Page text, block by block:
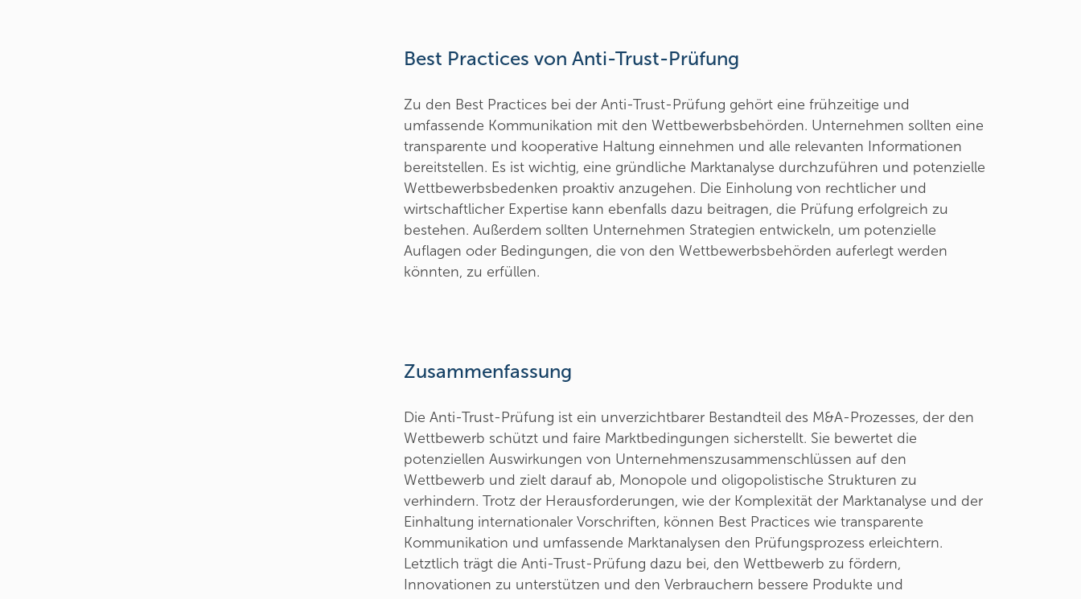
Best Practices von Anti-Trust-Prüfung
Zu den Best Practices bei der Anti-Trust-Prüfung gehört eine frühzeitige und
umfassende Kommunikation mit den Wettbewerbsbehörden. Unternehmen sollten eine
transparente und kooperative Haltung einnehmen und alle relevanten Informationen
bereitstellen. Es ist wichtig, eine gründliche Marktanalyse durchzuführen und potenzielle
Wettbewerbsbedenken proaktiv anzugehen. Die Einholung von rechtlicher und
wirtschaftlicher Expertise kann ebenfalls dazu beitragen, die Prüfung erfolgreich zu
bestehen. Außerdem sollten Unternehmen Strategien entwickeln, um potenzielle
Auflagen oder Bedingungen, die von den Wettbewerbsbehörden auferlegt werden
könnten, zu erfüllen.
Zusammenfassung
Die Anti-Trust-Prüfung ist ein unverzichtbarer Bestandteil des M&A-Prozesses, der den
Wettbewerb schützt und faire Marktbedingungen sicherstellt. Sie bewertet die
potenziellen Auswirkungen von Unternehmenszusammenschlüssen auf den
Wettbewerb und zielt darauf ab, Monopole und oligopolistische Strukturen zu
verhindern. Trotz der Herausforderungen, wie der Komplexität der Marktanalyse und der
Einhaltung internationaler Vorschriften, können Best Practices wie transparente
Kommunikation und umfassende Marktanalysen den Prüfungsprozess erleichtern.
Letztlich trägt die Anti-Trust-Prüfung dazu bei, den Wettbewerb zu fördern,
Innovationen zu unterstützen und den Verbrauchern bessere Produkte und